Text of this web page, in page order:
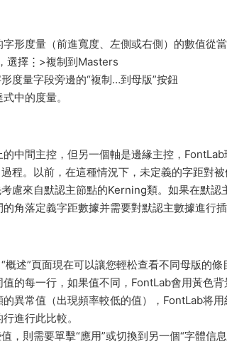
形度量（前進寬度、左側或右側）的數值從
選擇⋮>複制到Masters
度量字段旁邊的“複制…到母版”按鈕
中的度量。
中間主控，但另一個軸是邊緣主控，
程。以前，在這種情況下，未定義的字距對被
慮來自默認主節點的Kerning類。如果在默認
角落定義字距數據并需要對默認主數據進行插
概述”頁面現在可以讓您輕松查看不同母版的條
的每一行，如果值不同，FontLab會用黃色
異常值（出現頻率較低的值），FontLab将
進行此比較。
，則需要單擊“應用”或切換到另一個“字體信